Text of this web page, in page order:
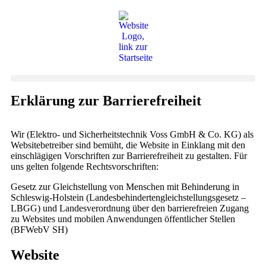
Erklärung zur Barrierefreiheit
Wir (Elektro- und Sicherheitstechnik Voss GmbH & Co. KG) als
Websitebetreiber sind bemüht, die Website in Einklang mit den
einschlägigen Vorschriften zur Barrierefreiheit zu gestalten. Für
uns gelten folgende Rechtsvorschriften:
Gesetz zur Gleichstellung von Menschen mit Behinderung in
Schleswig-Holstein (Landesbehindertengleichstellungsgesetz –
LBGG) und Landesverordnung über den barrierefreien Zugang
zu Websites und mobilen Anwendungen öffentlicher Stellen
(BFWebV SH)
Website